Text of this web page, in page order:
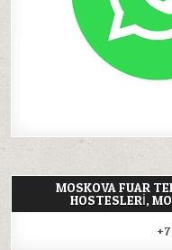
MOSKOVA FUAR
HOSTESLERI,